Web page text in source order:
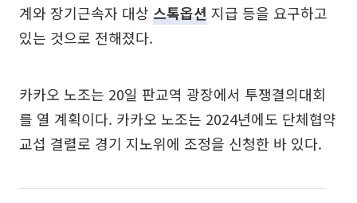
계와 장기근속자 대상 스톡옵션지급 등을 요구하고
있는 것으로 전해졌다.
카카오 노조는 20일 판교역 광장에서 투쟁결의대회
를 열 계획이다. 카카오 노조는 2024년에도 단체협약
교섭 결렬로 경기 지노위에 조정을 신청한 바 있다.